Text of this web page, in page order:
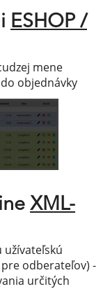
ESHOP /
mene
objednávky
XML-
užívateľskú
odberateľov) -
určitých